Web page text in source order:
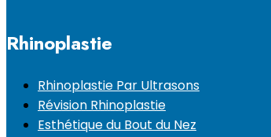
Rhinoplastie
Rhinoplastie Par Ultrasons
Révision Rhinoplastie
Esthétique du Bout du Nez